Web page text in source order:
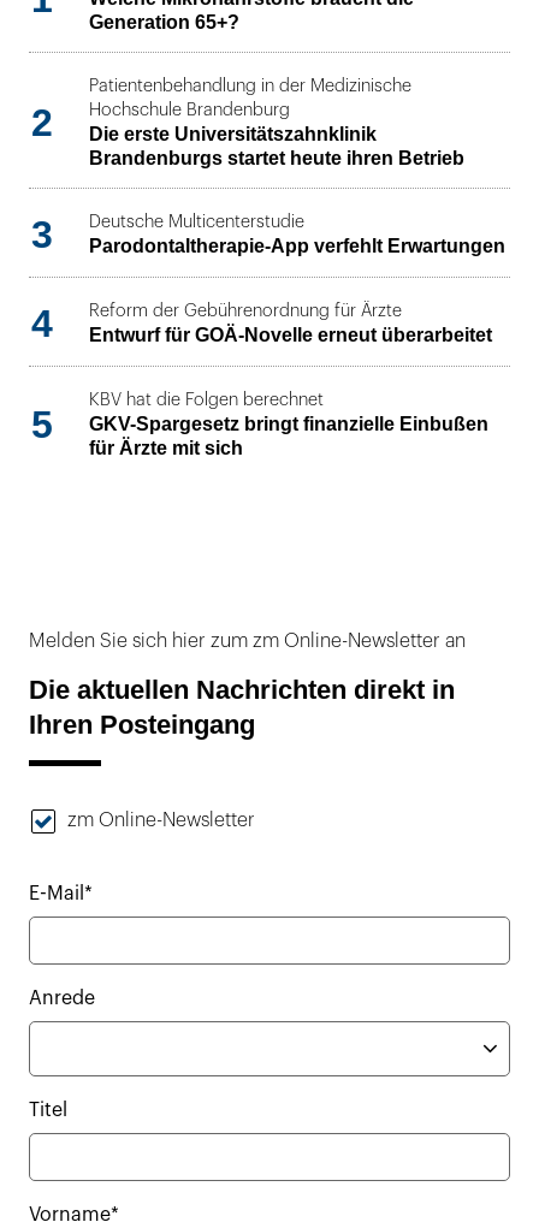
Generation 65+?
2
Patientenbehandlung in der Medizinische
Hochschule Brandenburg
Die erste Universitätszahnklinik
Brandenburgs startet heute ihren Betrieb
3 Deutsche Multicenterstudie
Parodontaltherapie-App verfehlt Erwartungen
4 Reform der Gebührenordnung für Ärzte
Entwurf für GOÄ-Novelle erneut überarbeitet
5
KBV hat die Folgen berechnet
GKV-Spargesetz bringt finanzielle Einbußen
für Ärzte mit sich
Melden Sie sich hier zum zm Online-Newsletter an
Die aktuellen Nachrichten direkt in
Ihren Posteingang
zm Online-Newsletter
E-Mail*
Anrede
Titel
Vorname*